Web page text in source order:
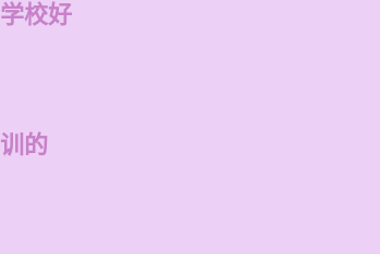
校好
的